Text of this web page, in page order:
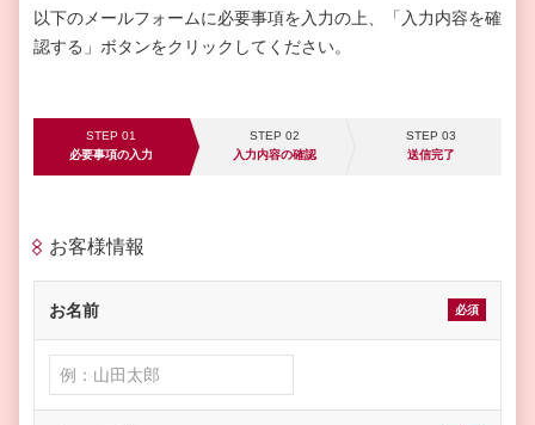
以下のメールフォームに必要事項を入力の上、「入力内容を確
認する」ボタンをクリックしてください。
STEP 01
必要事項の入力
STEP 02
入力内容の確認
STEP 03
送信完了
お客様情報
お名前 必須